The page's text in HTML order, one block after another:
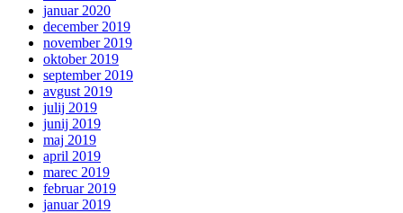
januar 2020
december 2019
november 2019
oktober 2019
september 2019
avgust 2019
julij 2019
junij 2019
maj 2019
april 2019
marec 2019
februar 2019
januar 2019